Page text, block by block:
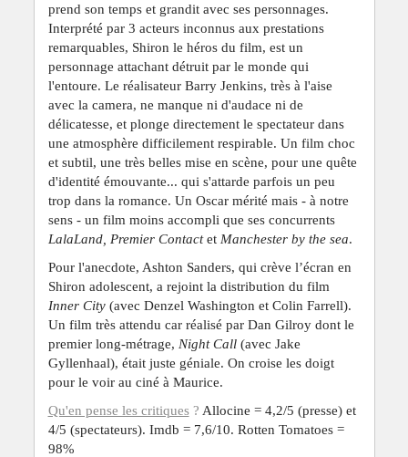
prend son temps et grandit avec ses personnages.
Interprété par 3 acteurs inconnus aux prestations
remarquables, Shiron le héros du film, est un
personnage attachant détruit par le monde qui
l'entoure. Le réalisateur Barry Jenkins, très à l'aise
avec la camera, ne manque ni d'audace ni de
délicatesse, et plonge directement le spectateur dans
une atmosphère difficilement respirable. Un film choc
et subtil, une très belles mise en scène, pour une quête
d'identité émouvante... qui s'attarde parfois un peu
trop dans la romance. Un Oscar mérité mais - à notre
sens - un film moins accompli que ses concurrents
LalaLand, Premier Contactet Manchester by the sea.
Pour l'anecdote, Ashton Sanders, qui crève l’écran en
Shiron adolescent, a rejoint la distribution du film
Inner City(avec Denzel Washington et Colin Farrell).
Un film très attendu car réalisé par Dan Gilroy dont le
premier long-métrage, Night Call(avec Jake
Gyllenhaal), était juste géniale. On croise les doigt
pour le voir au ciné à Maurice.
Qu'en pense les critiques? Allocine = 4,2/5 (presse) et
4/5 (spectateurs). Imdb = 7,6/10. Rotten Tomatoes =
98%